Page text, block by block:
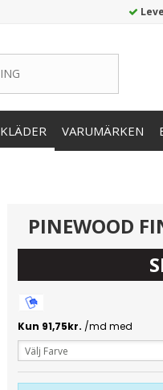
KLÄDER VARUMÄRKEN
PINEWOOD
Välj Farve